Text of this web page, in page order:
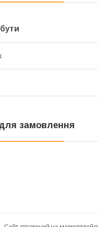
замовлення